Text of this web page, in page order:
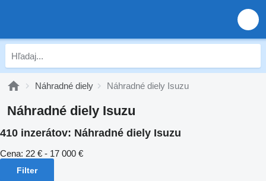
Náhradné diely Náhradné diely Isuzu
Náhradné diely Isuzu
410 inzerátov: Náhradné diely Isuzu
Cena: 22 € - 17 000 €
Filter